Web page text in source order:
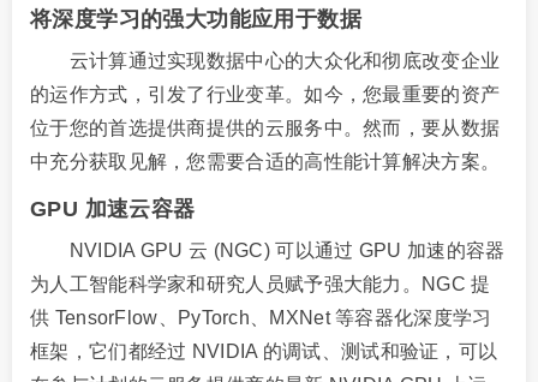
将深度学习的强大功能应用于数据
云计算通过实现数据中心的大众化和彻底改变企业
的运作方式，引发了行业变革。如今，您最重要的资产
位于您的首选提供商提供的云服务中。然而，要从数据
中充分获取见解，您需要合适的高性能计算解决方案。
GPU 加速云容器
NVIDIA GPU 云 (NGC) 可以通过 GPU 加速的容器
为人工智能科学家和研究人员赋予强大能力。NGC 提
供 TensorFlow、PyTorch、MXNet 等容器化深度学习
框架，它们都经过 NVIDIA 的调试、测试和验证，可以